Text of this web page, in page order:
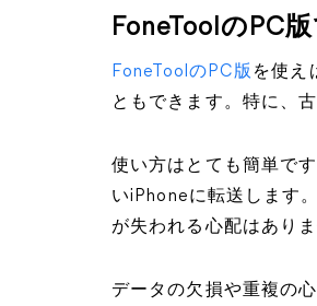
FoneToolのPC
FoneToolのPC版 を使え
ともできます。特に、
使い方はとても簡単で
いiPhoneに転送します
が失われる心配はありま
データの欠損や重複の